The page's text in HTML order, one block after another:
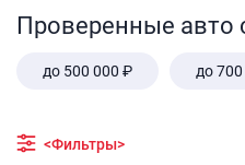
Проверенные авто
до 500 000 ₽ до
<Фильтры>